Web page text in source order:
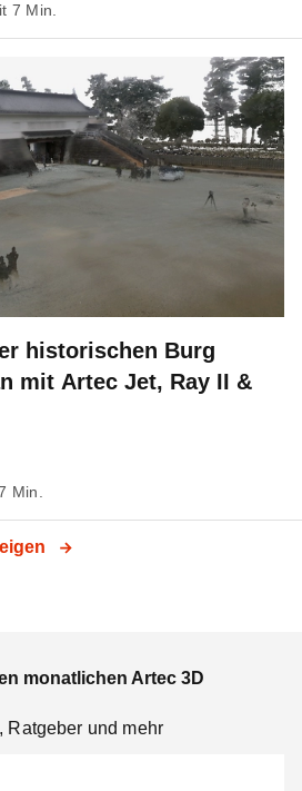
7 Min.
historischen Burg
mit Artec Jet, Ray II &
Min.
monatlichen Artec 3D
Ratgeber und mehr